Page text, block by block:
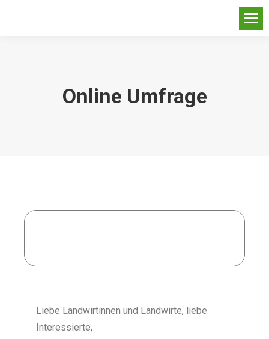
Online Umfrage
Liebe Landwirtinnen und Landwirte, liebe
Interessierte,